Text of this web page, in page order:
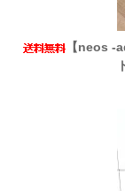
【neos -